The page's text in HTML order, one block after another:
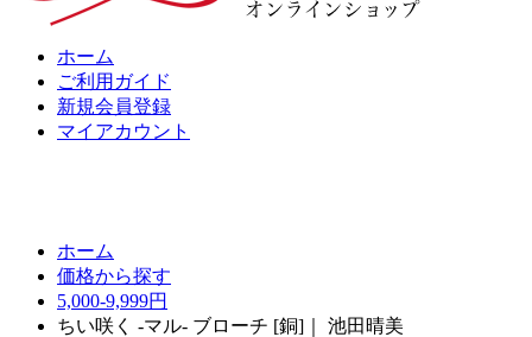
ホーム
ご利用ガイド
新規会員登録
マイアカウント
ホーム
価格から探す
5,000-9,999円
ちい咲く -マル- ブローチ [銅]｜ 池田晴美